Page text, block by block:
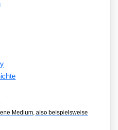
Medium, also beispielsweise